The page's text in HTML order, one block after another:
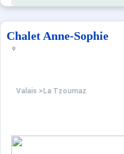
Chalet Anne-Sophie
Valais > La Tzoumaz